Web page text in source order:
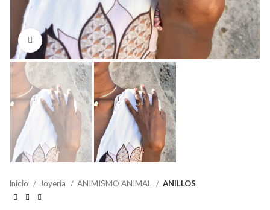
Click to enlarge
Inicio Joyeria ANIMISMO ANIMAL ANILLOS